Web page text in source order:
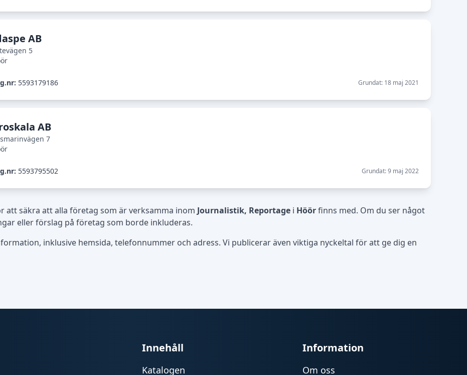
AB
5
5593179186 Grundat: 18 maj 2021
AB
7
5593795502 Grundat: 9 maj 2022
säkra att alla företag som är verksamma inom Journalistik, Reportage i Höörfinns med. Om du ser något
eller förslag på företag som borde inkluderas.
inklusive hemsida, telefonnummer och adress. Vi publicerar även viktiga nyckeltal för att ge dig en
Innehåll
Katalogen
Information
Om oss